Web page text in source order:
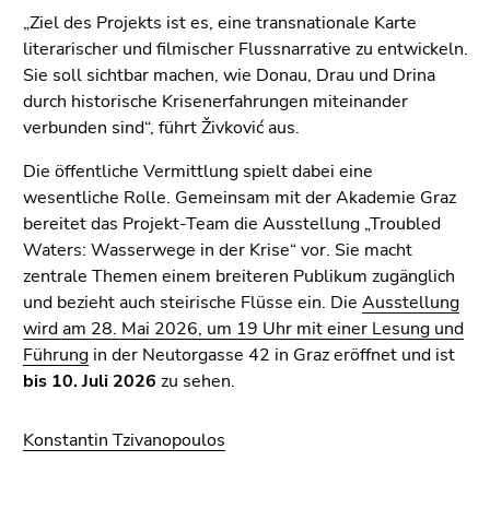
„Ziel des Projekts ist es, eine transnationale Karte
literarischer und filmischer Flussnarrative zu entwickeln.
Sie soll sichtbar machen, wie Donau, Drau und Drina
durch historische Krisenerfahrungen miteinander
verbunden sind“, führt Živković aus.
Die öffentliche Vermittlung spielt dabei eine
wesentliche Rolle. Gemeinsam mit der Akademie Graz
bereitet das Projekt-Team die Ausstellung „Troubled
Waters: Wasserwege in der Krise“ vor. Sie macht
zentrale Themen einem breiteren Publikum zugänglich
und bezieht auch steirische Flüsse ein. Die Ausstellung
wird am 28. Mai 2026, um 19 Uhr mit einer Lesung und
Führung in der Neutorgasse 42 in Graz eröffnet und ist
bis 10. Juli 2026 zu sehen.
Konstantin Tzivanopoulos